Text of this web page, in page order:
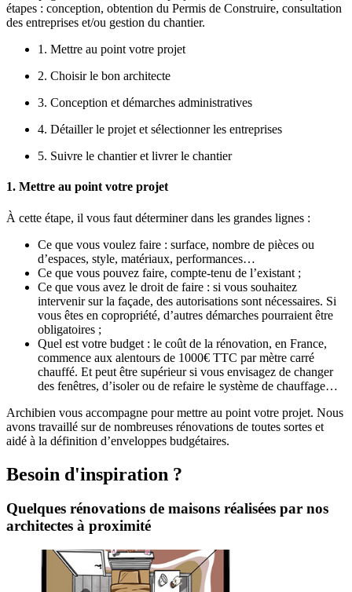
étapes : conception, obtention du Permis de Construire, consultation
des entreprises et/ou gestion du chantier.
1. Mettre au point votre projet
2. Choisir le bon architecte
3. Conception et démarches administratives
4. Détailler le projet et sélectionner les entreprises
5. Suivre le chantier et livrer le chantier
1. Mettre au point votre projet
À cette étape, il vous faut déterminer dans les grandes lignes :
Ce que vous voulez faire : surface, nombre de pièces ou
d’espaces, style, matériaux, performances…
Ce que vous pouvez faire, compte-tenu de l’existant ;
Ce que vous avez le droit de faire : si vous souhaitez
intervenir sur la façade, des autorisations sont nécessaires. Si
vous êtes en copropriété, d’autres démarches pourraient être
obligatoires ;
Quel est votre budget : le coût de la rénovation, en France,
commence aux alentours de 1000€ TTC par mètre carré
chauffé. Et peut être supérieur si vous envisagez de changer
des fenêtres, d’isoler ou de refaire le système de chauffage…
Archibien vous accompagne pour mettre au point votre projet. Nous
avons travaillé sur de nombreuses rénovations de toutes sortes et
aidé à la définition d’enveloppes budgétaires.
Besoin d'inspiration ?
Quelques rénovations de maisons réalisées par nos
architectes à proximité